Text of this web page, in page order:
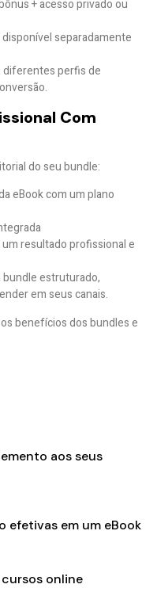
+ acesso privado ou
disponível separadamente
diferentes perfisde
Com
do seu bundle:
eBook com um plano
resultado profissional e
bundle estruturado,
em seus canais.
benefícios dos bundles e
aos seus
efetivas em um eBook
online